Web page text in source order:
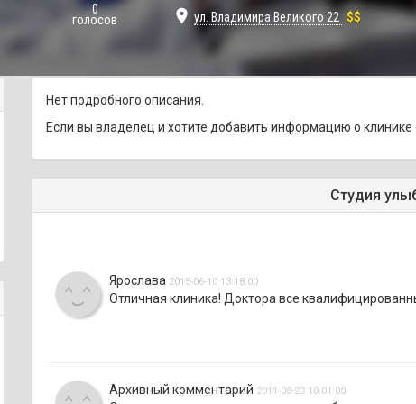
0
голосов place ул. Владимира Великого 22 $$
Нет подробного описания.
Если вы владелец и хотите добавить информацию о клинике
Студия
Ярослава 2015-06-10 13:18:00
Отличная клиника! Доктора все
Архивный комментарий 2011-08-23 18:01:00